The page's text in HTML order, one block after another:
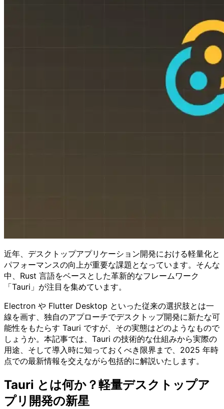
近年、デスクトップアプリケーション開発における軽量化と
パフォーマンスの向上が重要な課題となっています。そんな
中、Rust 言語をベースとした革新的なフレームワーク
「Tauri」が注目を集めています。
Electron や Flutter Desktop といった従来の選択肢とは一
線を画す、独自のアプローチでデスクトップ開発に新たな可
能性をもたらす Tauri ですが、その実態はどのようなもので
しょうか。本記事では、Tauri の技術的な仕組みから実際の
用途、そして導入時に知っておくべき限界まで、2025 年時
点での最新情報を交えながら包括的に解説いたします。
Tauri とは何か？軽量デスクトップア
プリ開発の新星